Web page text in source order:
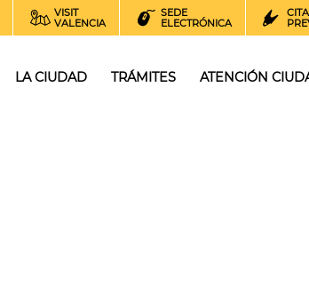
VISIT
VALENCIA
SEDE
ELECTRÓNICA
CITA
LA CIUDAD TRÁMITES ATENCIÓN